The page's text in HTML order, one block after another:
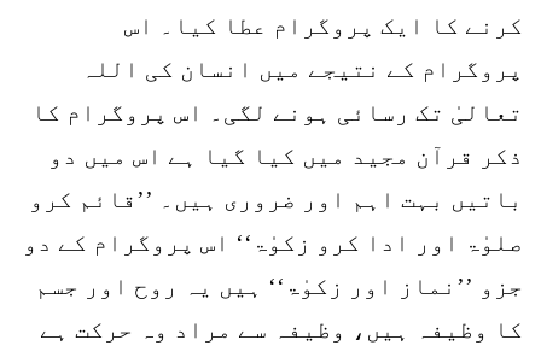
کرنے کا ایک پروگرام عطا کیا۔ اس
پروگرام کے نتیجے میں انسان کی اللہ
تعالیٰ تک رسائی ہونے لگی۔ اس پروگرام کا
ذکر قرآن مجید میں کیا گیا ہے اس میں دو
باتیں بہت اہم اور ضروری ہیں۔ ’’قائم کرو
صلوٰۃ اور ادا کرو زکوٰۃ‘‘ اس پروگرام کے دو
جزو ’’نماز اور زکوٰۃ‘‘ ہیں یہ روح اور جسم
کا وظیفہ ہیں، وظیفہ سے مراد وہ حرکت ہے